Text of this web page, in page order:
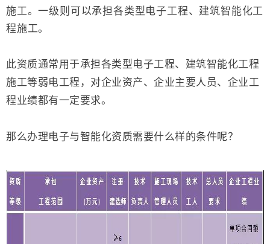
施工。一级则可以承担各类型电子工程、建筑智能化工
程施工。
此资质通常用于承担各类型电子工程、建筑智能化工程
施工等弱电工程，对企业资产、企业主要人员、企业工
程业绩都有一定要求。
那么办理电子与智能化资质需要什么样的条件呢？